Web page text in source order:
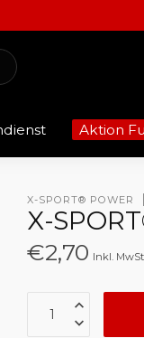
Aktion
X-SPORT® POWER
X-
€2,70 Inkl.